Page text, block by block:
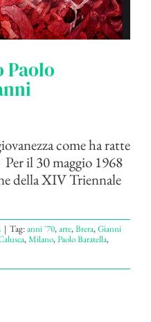
Paolo
come ha ratte
il 30 maggio 1968
della XIV Triennale
| Tag:anni '70,arte,Brera,Gianni
,Milano,Paolo Baratella,